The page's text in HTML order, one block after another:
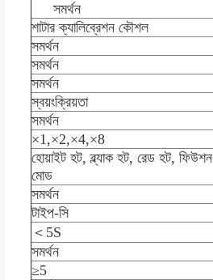
সমর্থন
শাটার ক্যালিব্রেশন কৌশল
সমর্থন
সমর্থন
সমর্থন
স্বয়ংক্রিয়তা
সমর্থন
×1,×2,×4,×8
হোয়াইট হট, ব্ল্যাক হট, রেড হট, ফিউশন
মোড
সমর্থন
টাইপ-সি
＜5S
সমর্থন
≥5